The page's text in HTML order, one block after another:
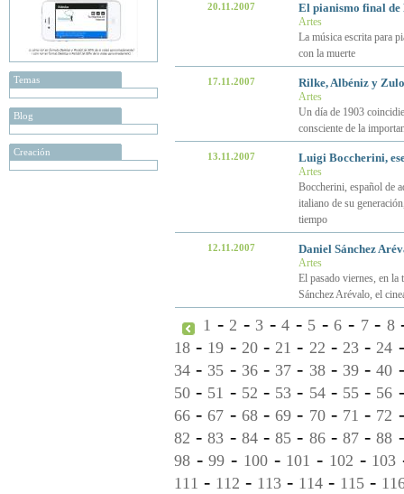
Temas
Blog
Creación
20.11.2007 El pianismo final de
Artes
La música escrita para
con la muerte
17.11.2007 Rilke, Albéniz y
Artes
Un día de 1903
consciente de la
13.11.2007 Luigi Boccherini,
Artes
Boccherini, español de
italiano de su
tiempo
12.11.2007 Daniel Sánchez
Artes
El pasado viernes, en la
Sánchez Arévalo, el
1 -2 - 3 -4 - 5 -6 - 7- 8
18 - 19 - 20-21 - 22 - 23-24
34 - 35 - 36- 37 - 38- 39-40
50 - 51 - 52 - 53 - 54- 55- 56
66 -67 - 68-69 - 70- 71 - 72
82 -83 - 84-85 - 86- 87-88
98 -99 - 100- 101 - 102 - 103
111 - 112 - 113 - 114 - 115 -